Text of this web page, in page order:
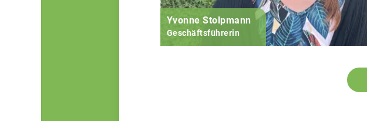
Yvonne Stolpmann
Geschäftsführerin